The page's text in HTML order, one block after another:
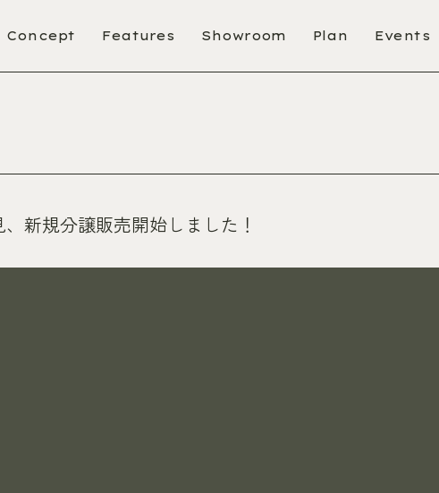
Concept Features Showroom Plan Events
、新規分譲販売開始しました！